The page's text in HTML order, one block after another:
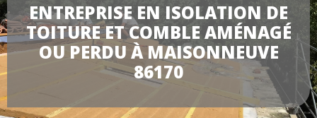
ENTREPRISE EN ISOLATION DE
TOITURE ET COMBLE AMÉNAGÉ
OU PERDU À MAISONNEUVE
86170